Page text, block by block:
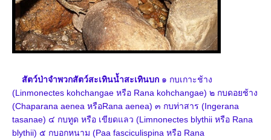
สัตว์ป่าจําพวกสัตว์สะเทินน้ำสะเทินบก ๑ กบเกาะช้าง
(Linmonectes kohchangae หรือ Rana kohchangae) ๒ กบดอยช้าง
(Chaparana aenea หรือRana aenea) ๓ กบท่าสาร (Ingerana
tasanae) ๔ กบทูด หรือ เขียดแลว (Limnonectes blythii หรือ Rana
blythii) ๕ กบอกหนาม (Paa fasciculispina หรือ Rana